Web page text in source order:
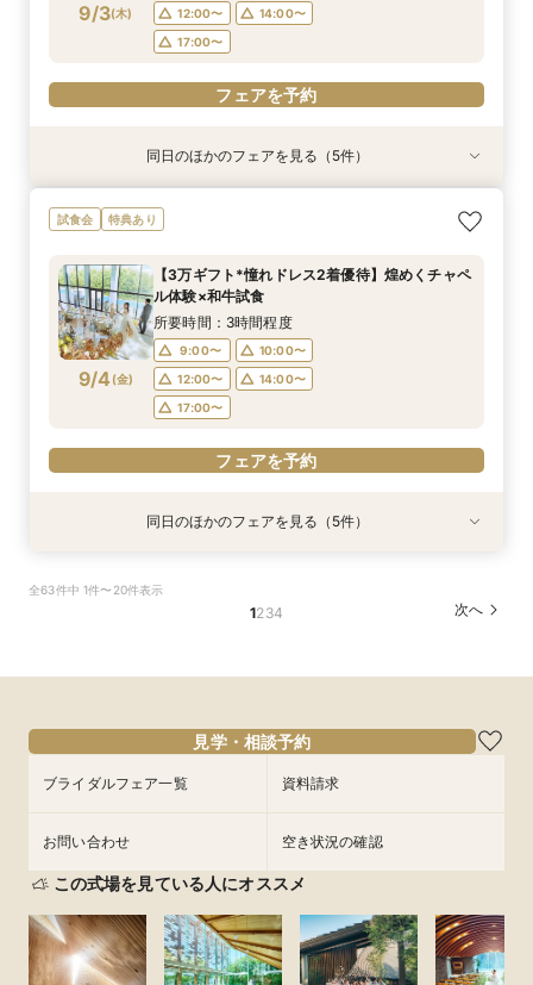
フェアを予約
フェアを予約
フェアを予約
フェアを予約
フェアを予約
9/3(木)
12:00〜
14:00〜
17:00〜
フェアを予約
特典あり
9/3(木)
【初めての見学がお得！】1stステップ相談会＆
試食×予算相談
9:00〜
10:00〜
12:00〜
14:00〜
17:00〜
フェアを予約
特典あり
9/3(木)
【6名～30名の少人数婚】挙式＆会食Newプラ
ン誕生！無料試食付
9:00〜
10:00〜
12:00〜
14:00〜
17:00〜
フェアを予約
特典あり
9/3(木)
【2件目以降に】ふたりの悩みを解消！3大プレ
花嫁体験付き相談会
9:00〜
10:00〜
12:00〜
14:00〜
17:00〜
フェアを予約
9/3(木)
【遠方の方◎スマホで簡単！】オンラインで会場
案内＆相談会♪
9:00〜
10:00〜
12:00〜
16:00〜
18:00〜
フェアを予約
9/3(木)
【気軽にサクッと90分♪】まるごと会場案内～お
見積り相談◎
9:00〜
10:00〜
12:00〜
14:00〜
17:00〜
フェアを予約
同日のほかのフェアを見る（5件）
試食会 特典あり
9/4 (金)
【3万ギフト*憧れドレス2着優待】煌めくチャペ
ル体験×和牛試食
所要時間：3時間程度
9:00〜
10:00〜
12:00〜
14:00〜
17:00〜
フェアを予約
特典あり
9/4
試食×予算相談
特典あり
9/4
ン誕生！無料試食付
特典あり
9/4
花嫁体験付き相談会
9/4
案内＆相談会♪
9/4
見積り相談◎
同日のほかのフェアを見る（5件）
全63件中 1件〜20件表示
1234 次へ
見学・相談予約
ブライダルフェア一覧 資料請求
お問い合わせ 空き状況の確認
この式場を見ている人にオススメ